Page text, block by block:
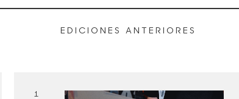
EDICIONES ANTERIORES
1